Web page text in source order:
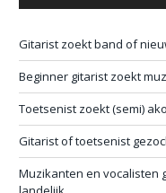
Gitarist zoekt band of
Beginner gitarist zoekt
Toetsenist zoekt (semi)
Gitarist of toetsenist
Muzikanten en vocalisten